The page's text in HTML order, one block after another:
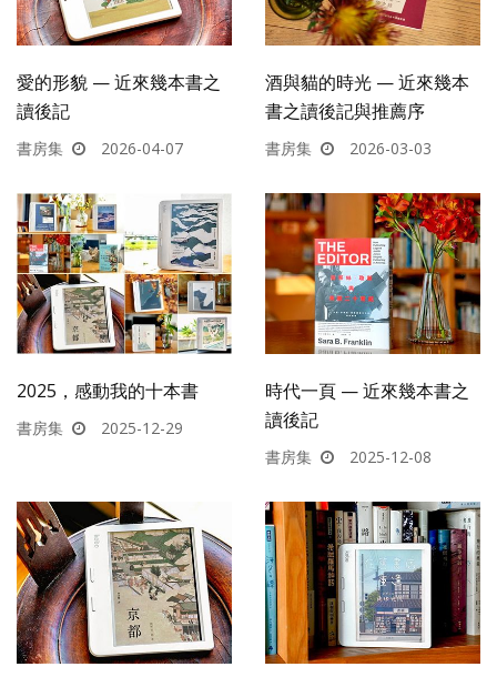
愛的形貌 — 近來幾本書之
讀後記
書房集 2026-04-07
酒與貓的時光 — 近來幾本
書之讀後記與推薦序
書房集 2026-03-03
2025，感動我的十本書
書房集 2025-12-29
時代一頁 — 近來幾本書之
讀後記
書房集 2025-12-08